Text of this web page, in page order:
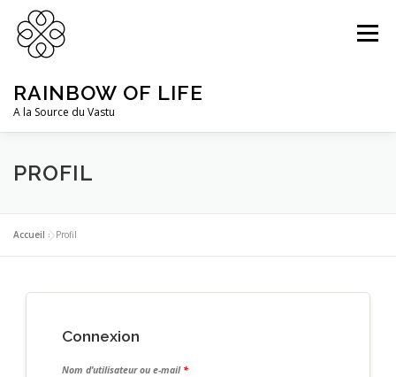
contenu
RAINBOW OF LIFE
A la Source du Vastu
Menu
DR PRABHAT PODDAR
ACTUALITÉS
PROFIL
Accueil »Profil
Connexion
Nom d’utilisateur ou e-mail *